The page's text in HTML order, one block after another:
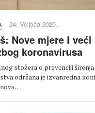
24. Veljača 2020.
Nove mjere i veći
koronavirusa
stožera o prevenciji
održana je izvanredna
nova…